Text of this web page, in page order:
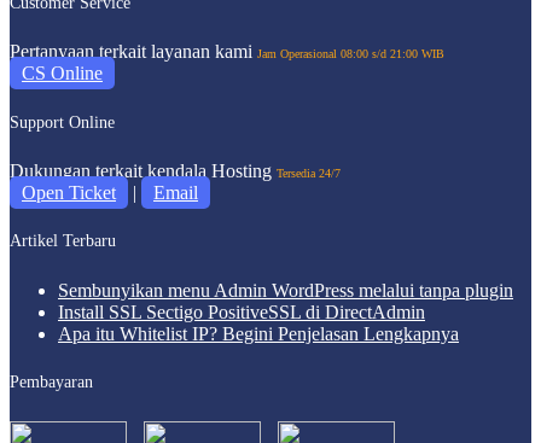
Pertanyaan terkait layanan kami Jam Operasional 08:00 s/d 21:00 WIB
CS Online
Support Online
Dukungan terkait kendala Hosting Tersedia 24/7
Open Ticket | Email
Artikel Terbaru
Sembunyikan menu Admin WordPress melalui tanpa plugin
Install SSL Sectigo PositiveSSL di DirectAdmin
Apa itu Whitelist IP? Begini Penjelasan Lengkapnya
Pembayaran